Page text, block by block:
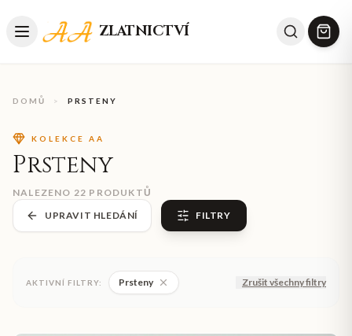
ZLATNICTVÍ
DOMŮ > PRSTENY
KOLEKCE AA
Prsteny
NALEZENO 22 PRODUKTŮ
UPRAVIT HLEDÁNÍ
FILTRY
AKTIVNÍ FILTRY: Prsteny Zrušit všechny filtry